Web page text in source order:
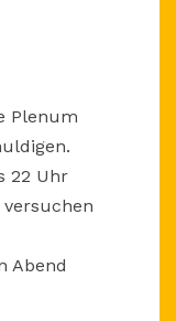
Plenum
22 Uhr
Abend